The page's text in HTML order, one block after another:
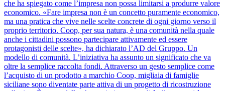
che ha spiegato come l’impresa non possa limitarsi a produrre valore
economico. «Fare impresa non è un concetto puramente economico,
ma una pratica che vive nelle scelte concrete di ogni giorno verso il
proprio territorio. Coop, per sua natura, è una comunità nella quale
anche i cittadini possono partecipare attivamente ed essere
protagonisti delle scelte», ha dichiarato l’AD del Gruppo. Un
modello di comunità. L’iniziativa ha assunto un significato che va
oltre la semplice raccolta fondi. Attraverso un gesto semplice come
l’acquisto di un prodotto a marchio Coop, migliaia di famiglie
siciliane sono diventate parte attiva di un progetto di ricostruzione